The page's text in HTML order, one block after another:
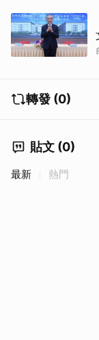
轉發 (0)
貼文 (0)
最新 熱門